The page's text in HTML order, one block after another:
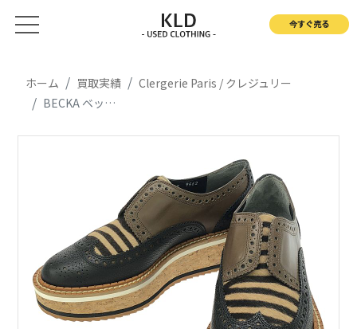
今すぐ売る
ホーム 買取実績
Clergerie Paris / クレジュリー
BECKA ベッカ ハラコ ドレスシューズ ローファー